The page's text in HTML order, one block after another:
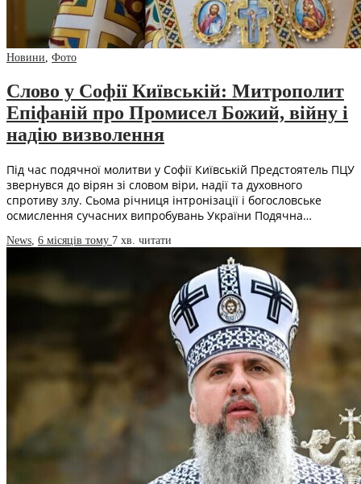
Новини, Фото
Слово у Софії Київській: Митрополит
Епіфаній про Промисел Божий, війну і
надію визволення
Під час подячної молитви у Софії Київській Предстоятель ПЦУ
звернувся до вірян зі словом віри, надії та духовного
спротиву злу. Сьома річниця інтронізації і богословське
осмислення сучасних випробувань України Подячна…
News, 6 місяців тому 7 хв. читати